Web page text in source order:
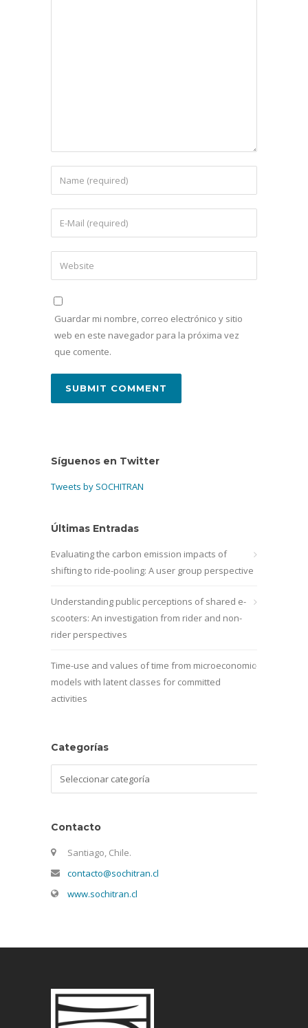
Guardar mi nombre, correo electrónico y sitio
web en este navegador para la próxima vez
que comente.
Síguenos en Twitter
Tweets by SOCHITRAN
Últimas Entradas
Evaluating the carbon emission impacts of
shifting to ride-pooling: A user group perspective
Understanding public perceptions of shared e-
scooters: An investigation from rider and non-
rider perspectives
Time-use and values of time from microeconomic
models with latent classes for committed
activities
Categorías
Contacto
Santiago, Chile.
contacto@sochitran.cl
www.sochitran.cl